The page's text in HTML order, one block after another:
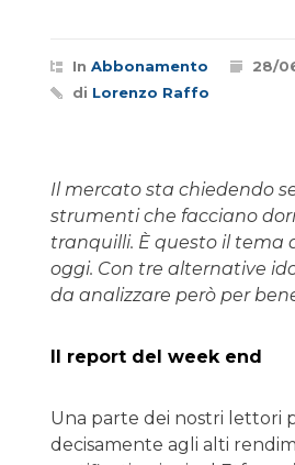
In Abbonamento
28/
di Lorenzo Raffo
Il mercato sta chiedendo
strumenti che facciano
tranquilli. È questo il tema
oggi. Con tre alternative
da analizzare però per
Il report del week end
Una parte dei nostri lettori
decisamente agli alti